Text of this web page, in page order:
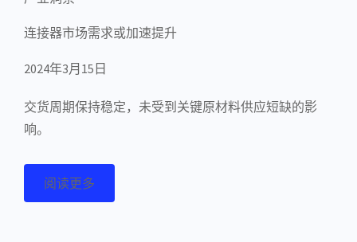
连接器市场需求或加速提升
2024年3月15日
交货周期保持稳定，未受到关键原材料供应短缺的影
响。
阅读更多